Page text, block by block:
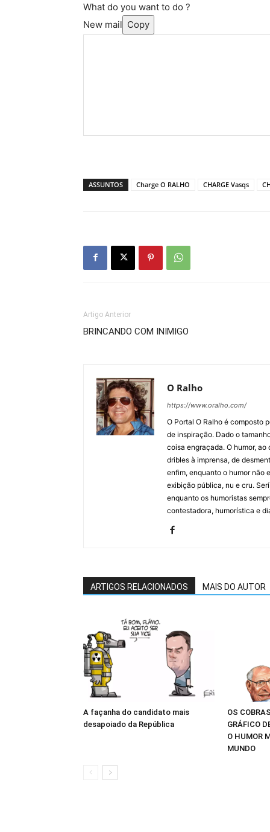
What do you want to do ?
New mail Copy
ASSUNTOS Charge O RALHO CHARGE Vasqs
Artigo Anterior
BRINCANDO COM INIMIGO
O Ralho
https://www.oralho.com/
O Portal O Ralho é composto
de inspiração. Dado o
coisa engraçada. O humor,
dribles à imprensa, de
enfim, enquanto o humor não
exibição pública, nu e cru.
enquanto os humoristas
contestadora, humorística e
ARTIGOS RELACIONADOS MAIS DO AUTOR
A façanha do candidato mais
desapoiado da República
OS
GRÁFICO
O HUMOR
MUNDO